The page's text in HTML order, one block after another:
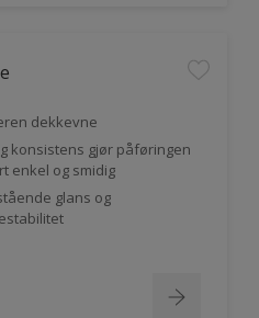
dekkevne
konsistens gjør påføringen
enkel og smidig
glans og